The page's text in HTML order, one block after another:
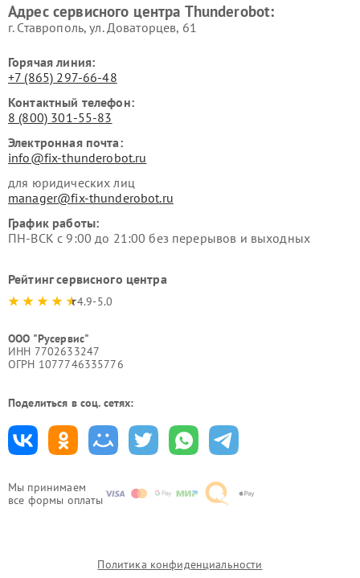
Мы принимаем
все формы оплаты
Адрес сервисного центра Thunderobot:
г. Ставрополь, ул. Доваторцев, 61
Горячая линия:
+7 (865) 297-66-48
Контактный телефон:
8 (800) 301-55-83
Электронная почта:
info@fix-thunderobot.ru
для юридических лиц
manager@fix-thunderobot.ru
График работы:
ПН-ВСК с 9:00 до 21:00 без перерывов и выходных
Рейтинг сервисного центра
4.9-5.0
ООО "Русервис"
ИНН 7702633247
ОГРН 1077746335776
Поделиться в соц. сетях:
Политика конфиденциальности